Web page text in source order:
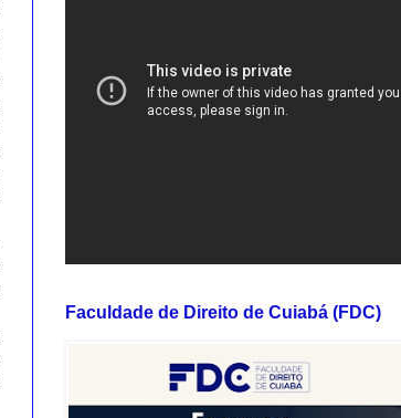
Faculdade de Direito de Cuiabá (FDC)